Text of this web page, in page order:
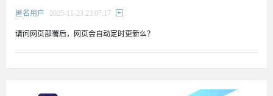
匿名用户 2025-11-23 23:07:17
请问网页部署后，网页会自动定时更新么？